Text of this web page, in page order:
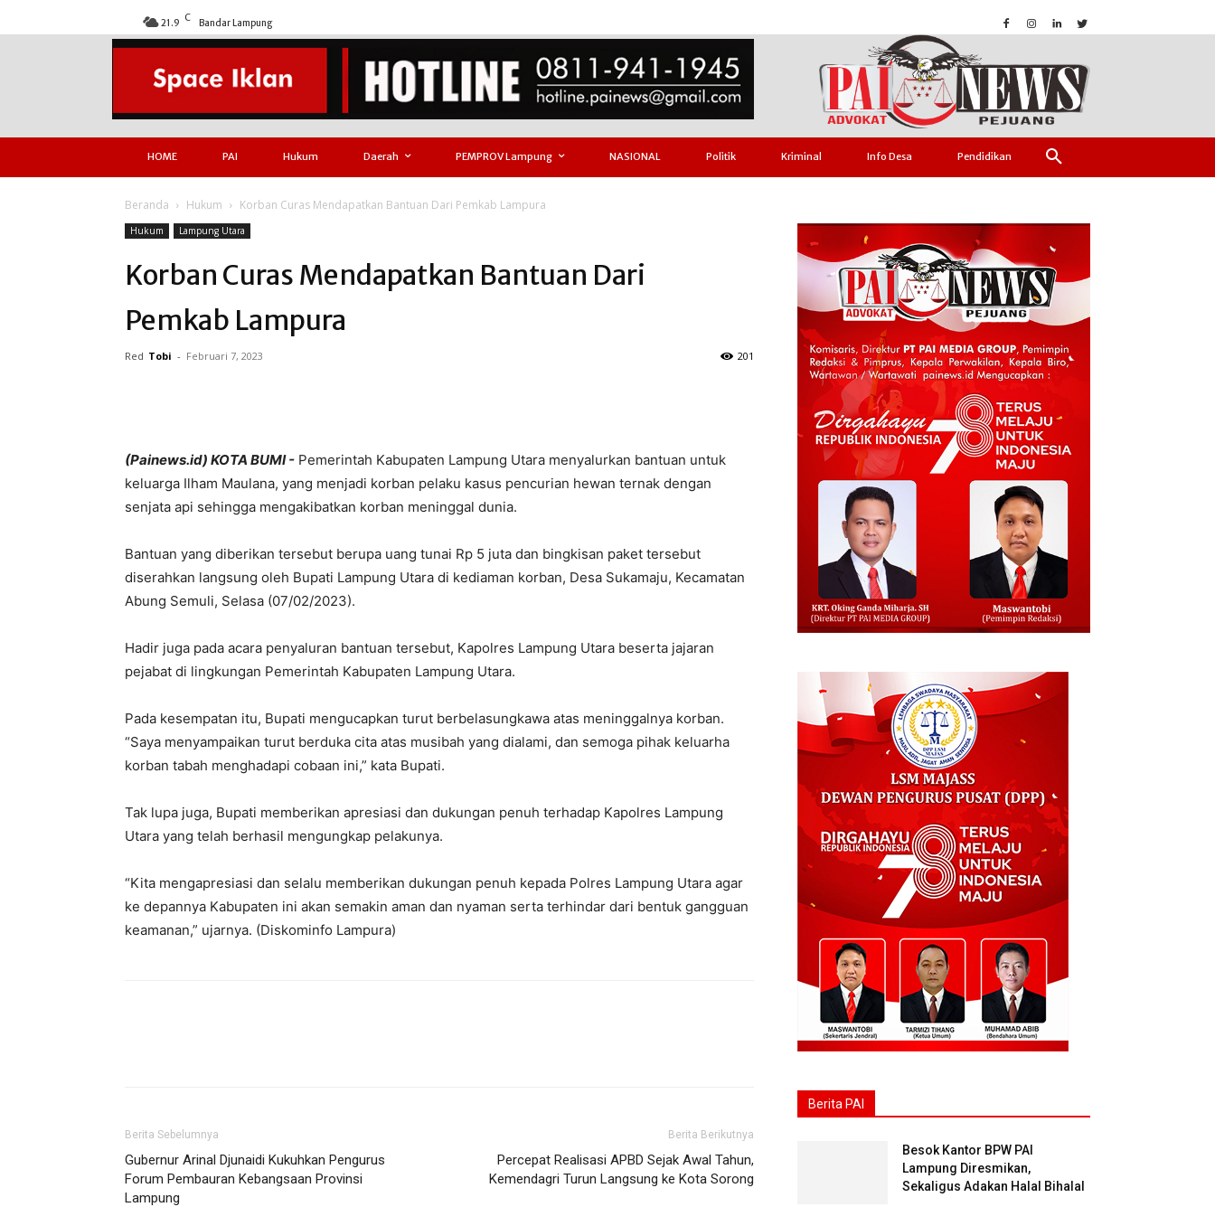
21.9 C Bandar Lampung
HOME PAI Hukum Daerah PEMPROV Lampung NASIONAL Politik Kriminal Info Desa Pendidikan
Beranda Hukum Korban Curas Mendapatkan Bantuan Dari Pemkab Lampura
Hukum Lampung Utara
Korban Curas Mendapatkan Bantuan Dari
Pemkab Lampura
Red Tobi - Februari 7, 2023 201
(Painews.id) KOTA BUMI - Pemerintah Kabupaten Lampung Utara menyalurkan bantuan untuk
keluarga Ilham Maulana, yang menjadi korban pelaku kasus pencurian hewan ternak dengan
senjata api sehingga mengakibatkan korban meninggal dunia.
Bantuan yang diberikan tersebut berupa uang tunai Rp 5 juta dan bingkisan paket tersebut
diserahkan langsung oleh Bupati Lampung Utara di kediaman korban, Desa Sukamaju, Kecamatan
Abung Semuli, Selasa (07/02/2023).
Hadir juga pada acara penyaluran bantuan tersebut, Kapolres Lampung Utara beserta jajaran
pejabat di lingkungan Pemerintah Kabupaten Lampung Utara.
Pada kesempatan itu, Bupati mengucapkan turut berbelasungkawa atas meninggalnya korban.
“Saya menyampaikan turut berduka cita atas musibah yang dialami, dan semoga pihak keluarha
korban tabah menghadapi cobaan ini,” kata Bupati.
Tak lupa juga, Bupati memberikan apresiasi dan dukungan penuh terhadap Kapolres Lampung
Utara yang telah berhasil mengungkap pelakunya.
“Kita mengapresiasi dan selalu memberikan dukungan penuh kepada Polres Lampung Utara agar
ke depannya Kabupaten ini akan semakin aman dan nyaman serta terhindar dari bentuk gangguan
keamanan,” ujarnya. (Diskominfo Lampura)
Berita Sebelumnya
Gubernur Arinal Djunaidi Kukuhkan Pengurus
Forum Pembauran Kebangsaan Provinsi
Lampung
Berita Berikutnya
Percepat Realisasi APBD Sejak Awal Tahun,
Kemendagri Turun Langsung ke Kota Sorong
Berita PAI
Besok Kantor BPW PAI
Lampung Diresmikan,
Sekaligus Adakan Halal Bihalal